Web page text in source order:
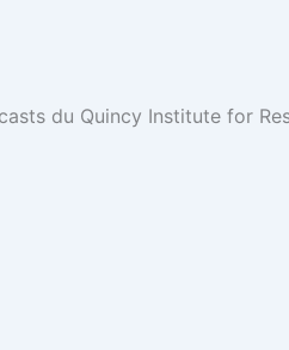
du Quincy Institute for